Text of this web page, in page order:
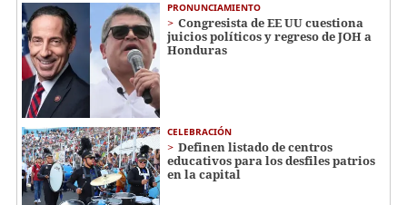
PRONUNCIAMIENTO
Congresista de EE UU cuestiona
juicios políticos y regreso de JOH a
Honduras
CELEBRACIÓN
Definen listado de centros
educativos para los desfiles patrios
en la capital